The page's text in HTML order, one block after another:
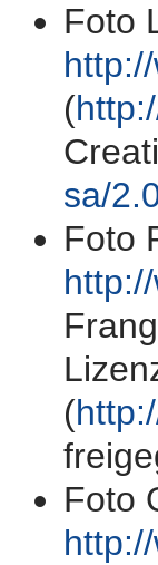
Foto
(
sa/
Foto
(
Foto